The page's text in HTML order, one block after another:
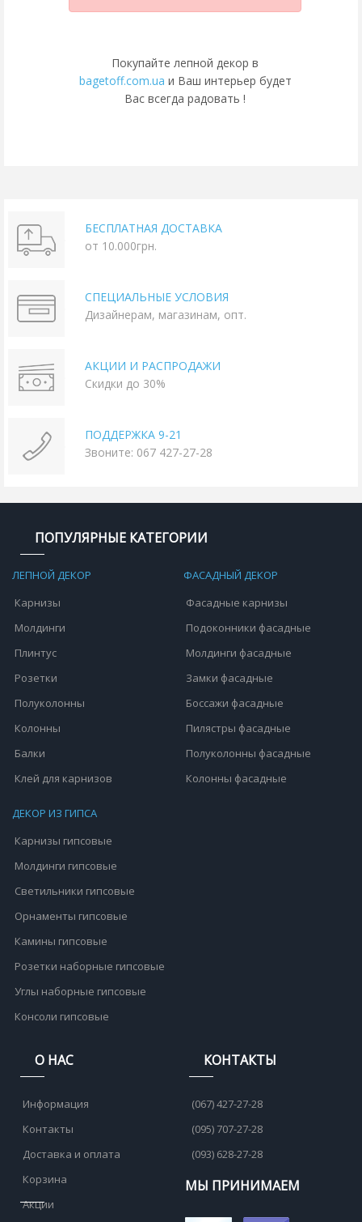
Покупайте лепной декор в
bagetoff.com.ua и Ваш интерьер будет
Вас всегда радовать !
БЕСПЛАТНАЯ ДОСТАВКА
от 10.000грн.
СПЕЦИАЛЬНЫЕ УСЛОВИЯ
Дизайнерам, магазинам, опт.
АКЦИИ И РАСПРОДАЖИ
Скидки до 30%
ПОДДЕРЖКА 9-21
Звоните: 067 427-27-28
ПОПУЛЯРНЫЕ КАТЕГОРИИ
ЛЕПНОЙ ДЕКОР
Карнизы
Молдинги
Плинтус
Розетки
Полуколонны
Колонны
Балки
Клей для карнизов
ФАСАДНЫЙ ДЕКОР
Фасадные карнизы
Подоконники фасадные
Молдинги фасадные
Замки фасадные
Боссажи фасадные
Пилястры фасадные
Полуколонны фасадные
Колонны фасадные
ДЕКОР ИЗ ГИПСА
Карнизы гипсовые
Молдинги гипсовые
Светильники гипсовые
Орнаменты гипсовые
Камины гипсовые
Розетки наборные гипсовые
Углы наборные гипсовые
Консоли гипсовые
О НАС
Информация
Контакты
Доставка и оплата
Корзина
Акции
КОНТАКТЫ
(067) 427-27-28
(095) 707-27-28
(093) 628-27-28
МЫ ПРИНИМАЕМ